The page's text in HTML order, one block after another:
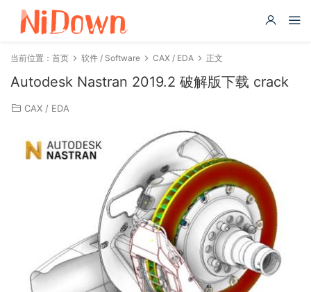
当前位置： 首页 软件 / Software CAX / EDA 正文
Autodesk Nastran 2019.2 破解版下载 crack
CAX / EDA